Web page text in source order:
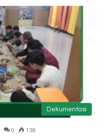
Dekumentasi
0 138